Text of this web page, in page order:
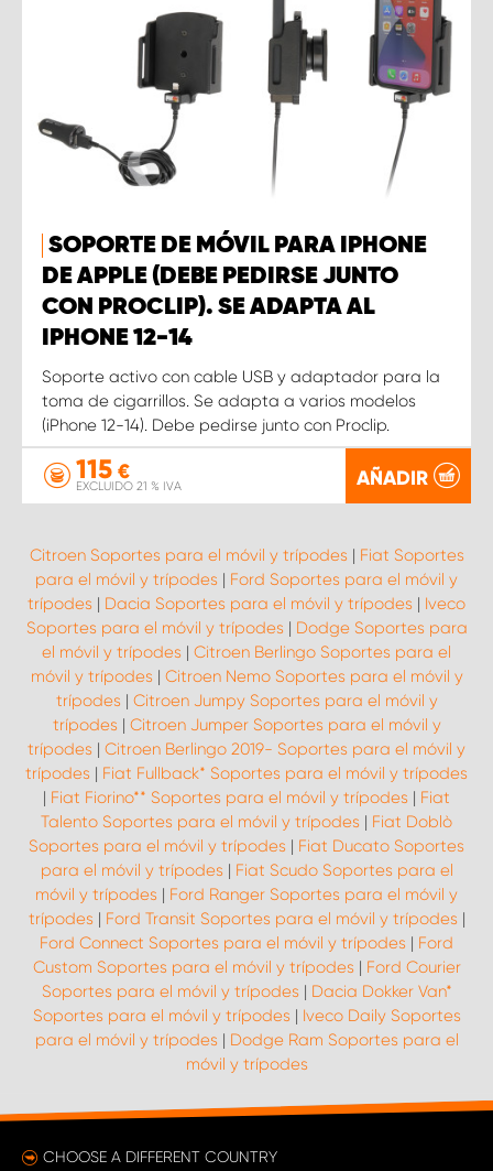
SOPORTE DE MÓVIL PARA IPHONE
DE APPLE (DEBE PEDIRSE JUNTO
CON PROCLIP). SE ADAPTA AL
IPHONE 12-14
Soporte activo con cable USB y adaptador para la
toma de cigarrillos. Se adapta a varios modelos
(iPhone 12-14). Debe pedirse junto con Proclip.
115 €
EXCLUIDO 21 % IVA AÑADIR
Citroen Soportes para el móvil y trípodes | Fiat Soportes
para el móvil y trípodes | Ford Soportes para el móvil y
trípodes | Dacia Soportes para el móvil y trípodes | Iveco
Soportes para el móvil y trípodes | Dodge Soportes para
el móvil y trípodes | Citroen Berlingo Soportes para el
móvil y trípodes | Citroen Nemo Soportes para el móvil y
trípodes | Citroen Jumpy Soportes para el móvil y
trípodes | Citroen Jumper Soportes para el móvil y
trípodes | Citroen Berlingo 2019- Soportes para el móvil y
trípodes | Fiat Fullback* Soportes para el móvil y trípodes
| Fiat Fiorino** Soportes para el móvil y trípodes | Fiat
Talento Soportes para el móvil y trípodes | Fiat Doblò
Soportes para el móvil y trípodes | Fiat Ducato Soportes
para el móvil y trípodes | Fiat Scudo Soportes para el
móvil y trípodes | Ford Ranger Soportes para el móvil y
trípodes | Ford Transit Soportes para el móvil y trípodes |
Ford Connect Soportes para el móvil y trípodes | Ford
Custom Soportes para el móvil y trípodes | Ford Courier
Soportes para el móvil y trípodes | Dacia Dokker Van*
Soportes para el móvil y trípodes | Iveco Daily Soportes
para el móvil y trípodes | Dodge Ram Soportes para el
móvil y trípodes
CHOOSE A DIFFERENT COUNTRY